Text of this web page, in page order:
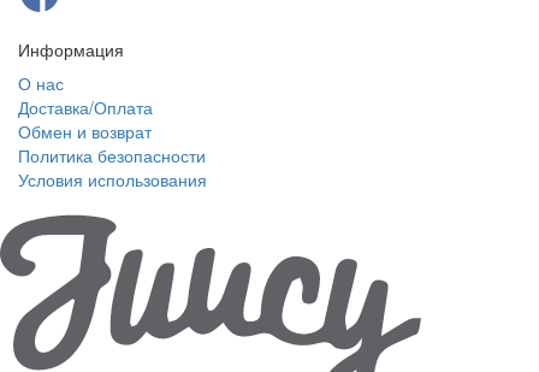
Информация
О нас
Доставка/Оплата
Обмен и возврат
Политика безопасности
Условия использования